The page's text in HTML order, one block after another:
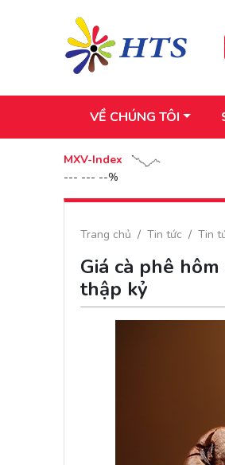
VỀ CHÚNG TÔI
MXV-Index
--- --- --%
Trang chủ Tin tức Tin
Giá cà phê
thập kỷ